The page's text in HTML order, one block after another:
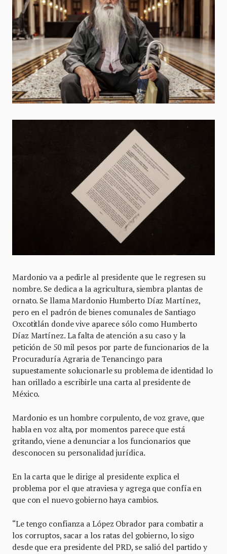
Mardonio va a pedirle al presidente que le regresen su
nombre. Se dedica a la agricultura, siembra plantas de
ornato. Se llama Mardonio Humberto Díaz Martínez,
pero en el padrón de bienes comunales de Santiago
Oxcotitlán donde vive aparece sólo como Humberto
Díaz Martínez. La falta de atención a su caso y la
petición de 50 mil pesos por parte de funcionarios de la
Procuraduría Agraria de Tenancingo para
supuestamente solucionarle su problema de identidad lo
han orillado a escribirle una carta al presidente de
México.
Mardonio es un hombre corpulento, de voz grave, que
habla en voz alta, por momentos parece que está
gritando, viene a denunciar a los funcionarios que
desconocen su personalidad jurídica.
En la carta que le dirige al presidente explica el
problema por el que atraviesa y agrega que confía en
que con el nuevo gobierno haya cambios.
“Le tengo confianza a López Obrador para combatir a
los corruptos, sacar a los ratas del gobierno, lo sigo
desde que era presidente del PRD, se salió del partido y